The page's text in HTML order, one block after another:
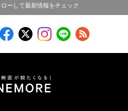
ローして最新情報をチェック